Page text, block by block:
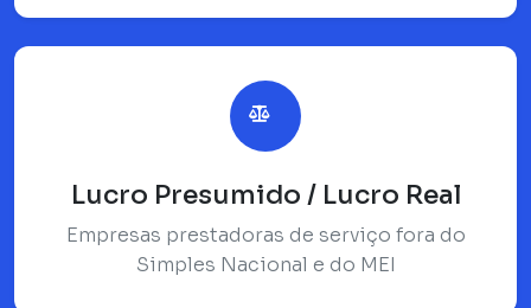
Lucro Presumido / Lucro Real
Empresas prestadoras de serviço fora do
Simples Nacional e do MEI